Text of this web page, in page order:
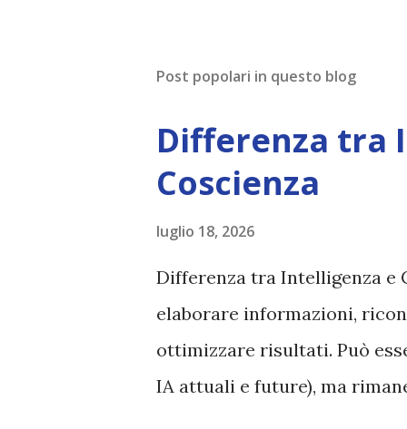
Post popolari in questo blog
Differenza tra
Coscienza
luglio 18, 2026
Differenza tra Intelligenza e
elaborare informazioni,
ottimizzare risultati. Può
IA attuali e future), ma